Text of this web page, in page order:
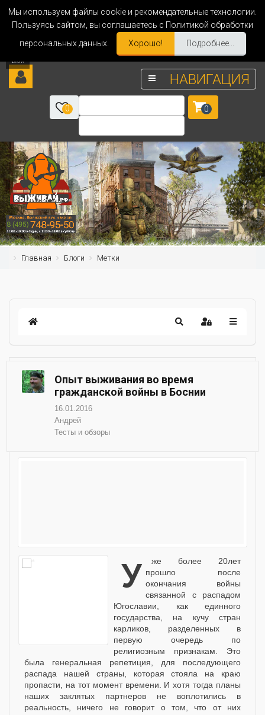
Мы используем файлы cookie и рекомендательные технологии.
Пользуясь сайтом, вы соглашаетесь с Политикой обработки
персональных данных.
Хорошо! Подробнее...
НАВИГАЦИЯ
0 0
Главная Блоги Метки
Опыт выживания во время
гражданской войны в Боснии
16.01.2016
Андрей
Тесты и обзоры
уже более 20лет прошло после
окончания войны
связанной с распадом
Югославии, как единного
государства, на кучу стран
карликов, разделенных в
первую очередь по
религиозным признакам. Это
была генеральная репетиция, для последующего
распада нашей страны, которая стояла на краю
пропасти, на тот момент времени. И хотя тогда планы
наших заклятых партнеров не воплотились в
реальность, ничего не говорит о том, что от них